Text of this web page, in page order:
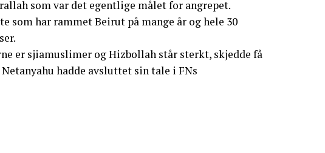
som var det egentlige målet for angrepet.
som har rammet Beirut på mange år og hele 30
er sjiamuslimer og Hizbollah står sterkt, skjedde få
hadde avsluttet sin tale i FNs